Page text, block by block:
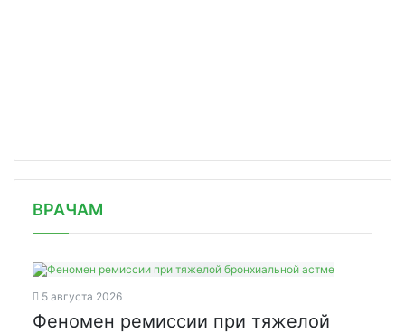
ВРАЧАМ
5 августа 2026
Феномен ремиссии при тяжелой